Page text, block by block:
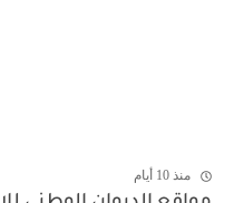
منذ 10 أيام